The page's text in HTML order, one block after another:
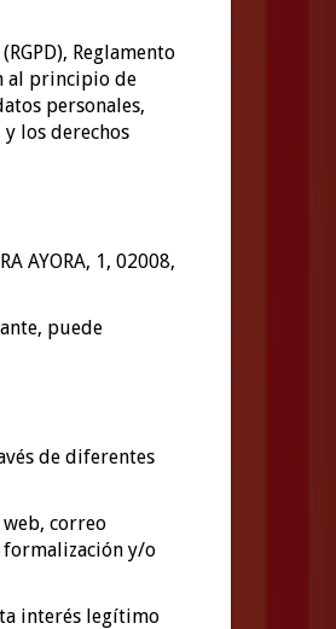
Reglamento
al principio de
personales,
los derechos
AYORA, 1, 02008,
puede
de diferentes
correo
y/o
interés legítimo